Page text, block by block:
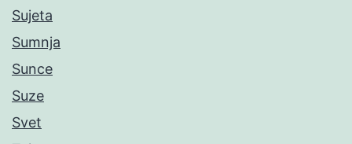
Sujeta
Sumnja
Sunce
Suze
Svet